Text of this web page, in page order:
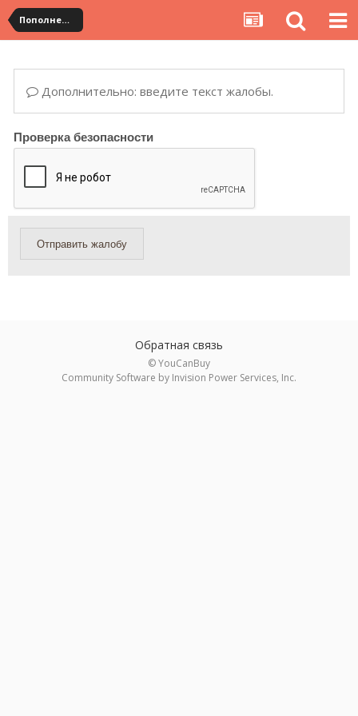
Пополнение и переводы со счета в личном кабинете
Дополнительно: введите текст жалобы.
Проверка безопасности
Отправить жалобу
Обратная связь
© YouCanBuy
Community Software by Invision Power Services, Inc.